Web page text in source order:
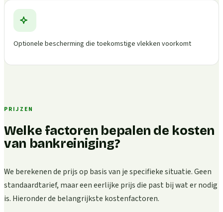
Optionele bescherming die toekomstige vlekken voorkomt
PRIJZEN
Welke factoren bepalen de kosten
van bankreiniging?
We berekenen de prijs op basis van je specifieke situatie. Geen
standaardtarief, maar een eerlijke prijs die past bij wat er nodig
is. Hieronder de belangrijkste kostenfactoren.